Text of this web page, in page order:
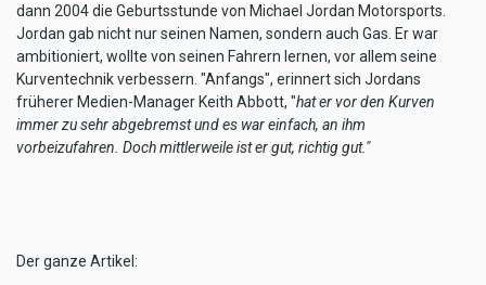
dann 2004 die Geburtsstunde von Michael Jordan Motorsports.
Jordan gab nicht nur seinen Namen, sondern auch Gas. Er war
ambitioniert, wollte von seinen Fahrern lernen, vor allem seine
Kurventechnik verbessern. "Anfangs", erinnert sich Jordans
früherer Medien-Manager Keith Abbott, "hat er vor den Kurven
immer zu sehr abgebremst und es war einfach, an ihm
vorbeizufahren. Doch mittlerweile ist er gut, richtig gut."
Der ganze Artikel: